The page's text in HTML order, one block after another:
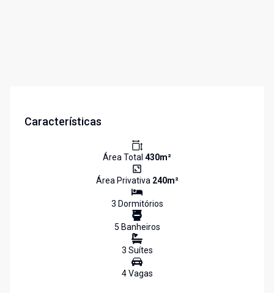
Características
Área Total 430m²
Área Privativa 240m²
3 Dormitórios
5 Banheiros
3 Suítes
4Vagas